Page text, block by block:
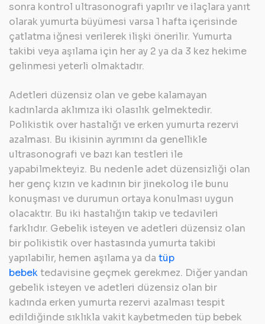
sonra kontrol ultrasonografi yapılır ve ilaçlara yanıt
olarak yumurta büyümesi varsa 1 hafta içerisinde
çatlatma iğnesi verilerek ilişki önerilir. Yumurta
takibi veya aşılama için her ay 2 ya da 3 kez hekime
gelinmesi yeterli olmaktadır.
Adetleri düzensiz olan ve gebe kalamayan
kadınlarda aklımıza iki olasılık gelmektedir.
Polikistik over hastalığı ve erken yumurta rezervi
azalması. Bu ikisinin ayrımını da genellikle
ultrasonografi ve bazı kan testleri ile
yapabilmekteyiz. Bu nedenle adet düzensizliği olan
her genç kızın ve kadının bir jinekolog ile bunu
konuşması ve durumun ortaya konulması uygun
olacaktır. Bu iki hastalığın takip ve tedavileri
farklıdır. Gebelik isteyen ve adetleri düzensiz olan
bir polikistik over hastasında yumurta takibi
yapılabilir, hemen aşılama ya da tüp
bebektedavisine geçmek gerekmez. Diğer yandan
gebelik isteyen ve adetleri düzensiz olan bir
kadında erken yumurta rezervi azalması tespit
edildiğinde sıklıkla vakit kaybetmeden tüp bebek